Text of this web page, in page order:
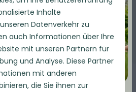
Annehmlichkeiten
Inhalte
Datenverkehr zu
auch Informationen über Ihre
mit unseren Partnern für
und Analyse. Diese Partner
mit anderen
die Sie ihnen zur